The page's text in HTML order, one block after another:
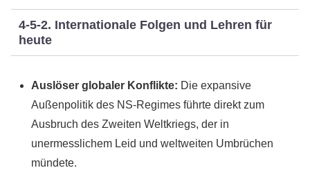
4-5-2. Internationale Folgen und Lehren für
heute
Auslöser globaler Konflikte: Die expansive
Außenpolitik des NS-Regimes führte direkt zum
Ausbruch des Zweiten Weltkriegs, der in
unermesslichem Leid und weltweiten Umbrüchen
mündete.